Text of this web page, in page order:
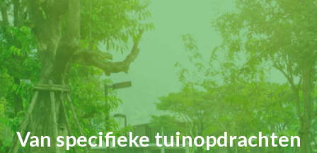
Van specifieke tuinopdrachten